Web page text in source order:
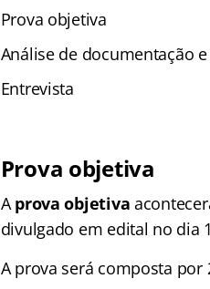
Prova objetiva
Análise de documentação
Entrevista
Prova objetiva
Aprova objetiva
divulgado em edital no dia
A prova será composta